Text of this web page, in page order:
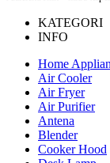
KATEGORI
INFO
Home
Air Cooler
Air Fryer
Air Purifier
Antena
Blender
Cooker Hood